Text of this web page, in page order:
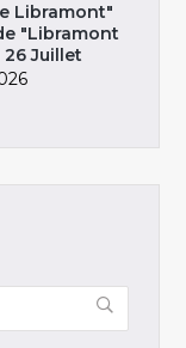
Libramont"
"Libramont
26 Juillet